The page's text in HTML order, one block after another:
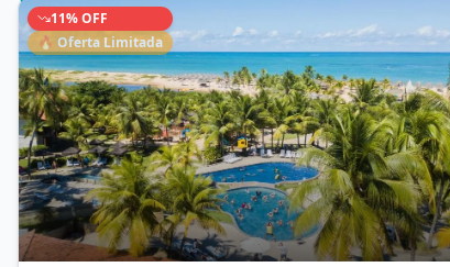
11% OFF
🔥 Oferta Limitada